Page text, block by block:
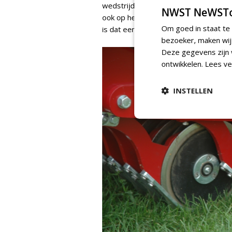
wedstrijdveld dat alleen in het
ook op het uitlopervormende karakter
is dat een zaadje niet één grasplant
NWST
Om goed in staat te
bezoeker, maken
Deze gegevens
ontwikkelen. Lees
INSTELLEN